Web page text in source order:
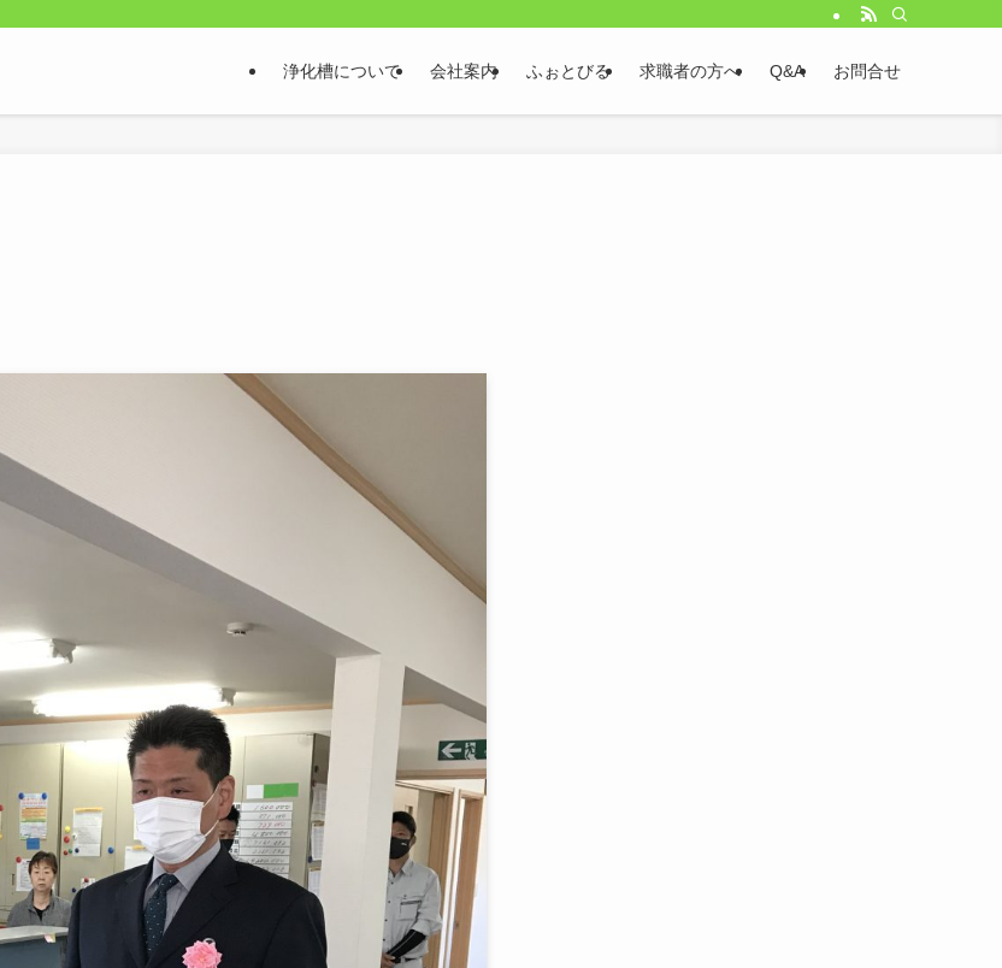
浄化槽について 会社案内 ふぉとびる 求職者の方へ Q&A お問合せ